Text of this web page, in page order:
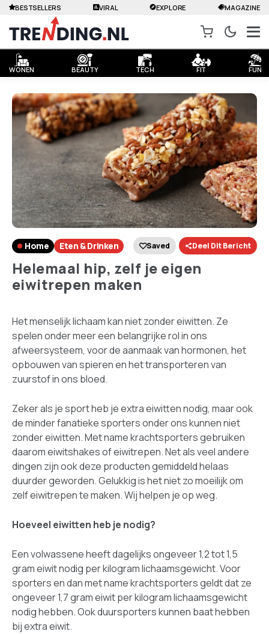
WONEN BEAUTY TECH FIT FUN
BESTSELLERS VIRAL EXPLORE MAGAZINE
Home Eten & Drinken Saved Deel Dit Bericht
Helemaal hip, zelf je eigen
eiwitrepen maken
Het menselijk lichaam kan niet zonder eiwitten. Ze
spelen onder meer een belangrijke rol in ons
afweersysteem, voor de aanmaak van hormonen, het
opbouwen van spieren en het transporteren van
zuurstof in ons bloed.
Zeker als je sport heb je extra eiwitten nodig, maar ook
de minder fanatieke sporters onder ons kunnen niet
zonder eiwitten. Met name krachtsporters gebruiken
daarom eiwitshakes of eiwitrepen. Net als veel andere
dingen zijn ook deze producten gemiddeld helaas
duurder geworden. Gelukkig is het niet zo moeilijk om
zelf eiwitrepen te maken. Wij helpen je op weg.
Hoeveel eiwitten heb je nodig?
Een volwassene heeft dagelijks ongeveer 1,2 tot 1,5
gram eiwit nodig per kilogram lichaamsgewicht. Voor
sporters en dan met name krachtsporters geldt dat ze
ongeveer 1,7 gram eiwit per kilogram lichaamsgewicht
nodig hebben. Ook duursporters kunnen baat hebben
bij extra eiwit.